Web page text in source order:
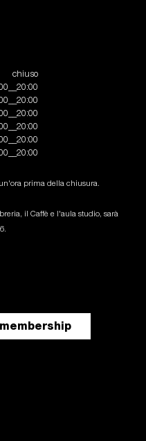
chiuso
prima della chiusura.
il Caffè e l'aula studio, sarà
membership